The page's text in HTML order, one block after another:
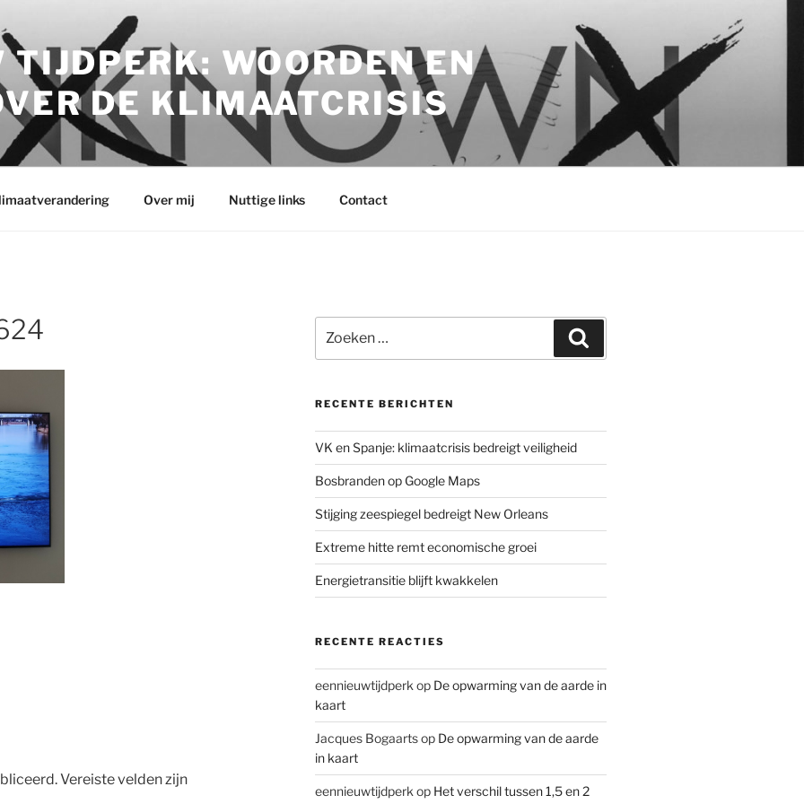
TIJDPERK: WOORDEN EN
DE KLIMAATCRISIS
Over mij Nuttige links Contact
Vereiste velden zijn
naar:
RECENTE BERICHTEN
VK en Spanje: klimaatcrisis bedreigt veiligheid
Bosbranden op Google Maps
Stijging zeespiegel bedreigt New Orleans
Extreme hitte remt economische groei
Energietransitie blijft kwakkelen
RECENTE REACTIES
eennieuwtijdperk op De opwarming van de aarde in
kaart
Jacques Bogaartsop De opwarming van de aarde
in kaart
eennieuwtijdperk op Het verschil tussen 1,5 en 2